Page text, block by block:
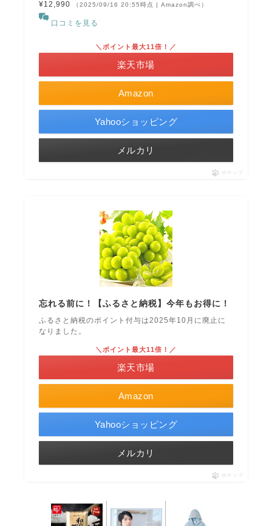
¥12,990
（2025/09/16 20:55時点 | Amazon調べ）
口コミを見る
Amazon
＼ポイント最大11倍！／
楽天市場
Yahooショッピング
メルカリ
ポチップ
忘れる前に！【ふるさと納税】今年もお得に！
ふるさと納税のポイント付与は2025年10月に廃止に
なりました。
Amazon
＼ポイント最大11倍！／
楽天市場
Yahooショッピング
メルカリ
ポチップ